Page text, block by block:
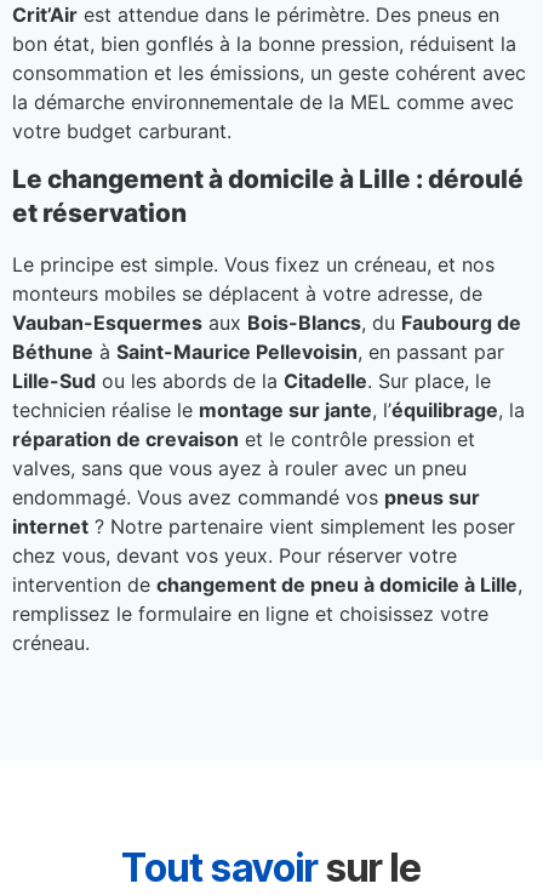
Crit’Air est attendue dans le périmètre. Des pneus en
bon état, bien gonflés à la bonne pression, réduisent la
consommation et les émissions, un geste cohérent avec
la démarche environnementale de la MEL comme avec
votre budget carburant.
Le changement à domicile à Lille : déroulé
et réservation
Le principe est simple. Vous fixez un créneau, et nos
monteurs mobiles se déplacent à votre adresse, de
Vauban-Esquermes aux Bois-Blancs, du Faubourg de
Béthune à Saint-Maurice Pellevoisin, en passant par
Lille-Sud ou les abords de la Citadelle. Sur place, le
technicien réalise le montage sur jante, l’équilibrage, la
réparation de crevaison et le contrôle pression et
valves, sans que vous ayez à rouler avec un pneu
endommagé. Vous avez commandé vos pneus sur
internet ? Notre partenaire vient simplement les poser
chez vous, devant vos yeux. Pour réserver votre
intervention de changement de pneu à domicile à Lille,
remplissez le formulaire en ligne et choisissez votre
créneau.
Tout savoirsur le